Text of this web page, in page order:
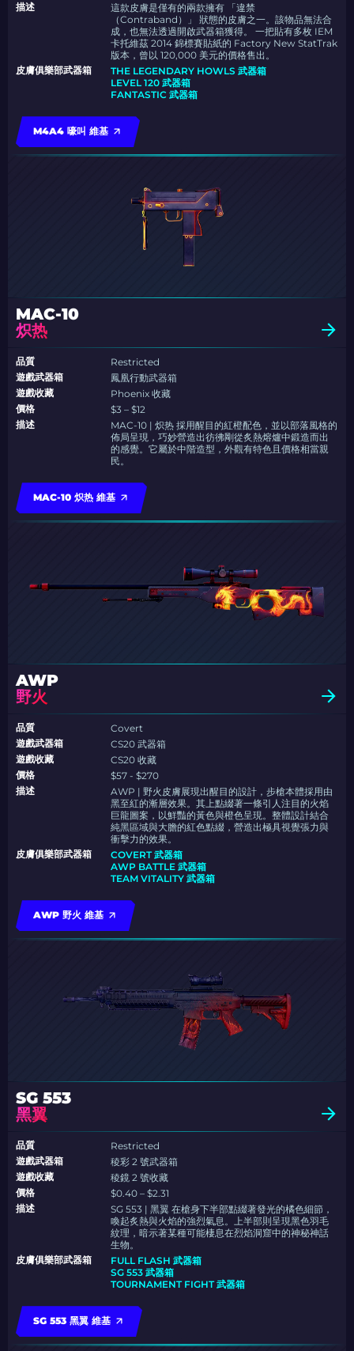
描述
這款皮膚是僅有的兩款擁有 「違禁
（Contraband）」 狀態的皮膚之一。該物品無法合
成，也無法透過開啟武器箱獲得。 一把貼有多枚 IEM
卡托維茲 2014 錦標賽貼紙的 Factory New StatTrak
版本，曾以 120,000 美元的價格售出。
皮膚俱樂部武器箱
THE LEGENDARY HOWLS 武器箱
LEVEL 120 武器箱
FANTASTIC 武器箱
M4A4 嚎叫 維基
MAC-10
炽热
品質
Restricted
遊戲武器箱
鳳凰行動武器箱
遊戲收藏
Phoenix 收藏
價格
$3 – $12
描述
MAC-10 | 炽热 採用醒目的紅橙配色，並以部落風格的
佈局呈現，巧妙營造出彷彿剛從炙熱熔爐中鍛造而出
的感覺。它屬於中階造型，外觀有特色且價格相當親
民。
MAC-10 炽热 維基
AWP
野火
品質
Covert
遊戲武器箱
CS20 武器箱
遊戲收藏
CS20 收藏
價格
$57 - $270
描述
AWP | 野火皮膚展現出醒目的設計，步槍本體採用由
黑至紅的漸層效果。其上點綴著一條引人注目的火焰
巨龍圖案，以鮮豔的黃色與橙色呈現。整體設計結合
純黑區域與大膽的紅色點綴，營造出極具視覺張力與
衝擊力的效果。
皮膚俱樂部武器箱
COVERT 武器箱
AWP BATTLE 武器箱
TEAM VITALITY 武器箱
AWP 野火 維基
SG 553
黑翼
品質
Restricted
遊戲武器箱
稜彩 2 號武器箱
遊戲收藏
稜鏡 2 號收藏
價格
$0.40 – $2.31
描述
SG 553 | 黑翼 在槍身下半部點綴著發光的橘色細節，
喚起炙熱與火焰的強烈氣息。上半部則呈現黑色羽毛
紋理，暗示著某種可能棲息在烈焰洞窟中的神秘神話
生物。
皮膚俱樂部武器箱
FULL FLASH 武器箱
SG 553 武器箱
TOURNAMENT FIGHT 武器箱
SG 553 黑翼 維基